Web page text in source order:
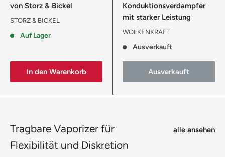
von Storz & Bickel
STORZ & BICKEL
Auf Lager
In den Warenkorb
Konduktionsverdampfer
mit starker Leistung
WOLKENKRAFT
Ausverkauft
Ausverkauft
Tragbare Vaporizer für
Flexibilität und Diskretion
alle ansehen